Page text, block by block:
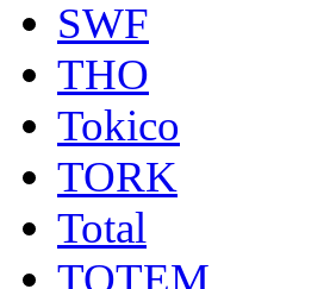
SWF
THO
Tokico
TORK
Total
TOTEM